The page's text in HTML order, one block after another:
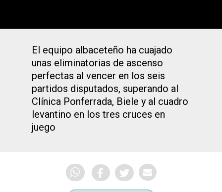
El equipo albaceteño ha cuajado
unas eliminatorias de ascenso
perfectas al vencer en los seis
partidos disputados, superando al
Clínica Ponferrada, Biele y al cuadro
levantino en los tres cruces en
juego